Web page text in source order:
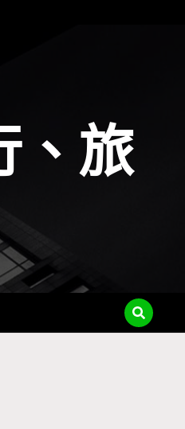
、旅